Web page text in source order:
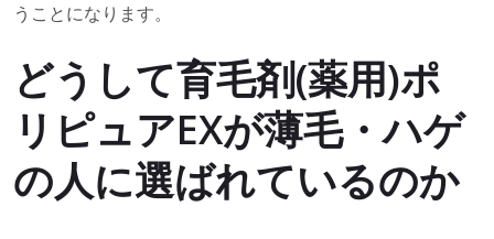
うことになります。
どうして育毛剤(薬用)ポ
リピュアEXが薄毛・ハゲ
の人に選ばれているのか